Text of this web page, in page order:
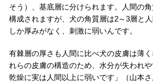
そう）、基底層に分けられます。人間の
構成されますが、犬の角質層は2～3層と
しか厚みがなく、刺激に弱いんです。
有棘層の厚さも人間に比べ犬の皮膚は薄
れらの皮膚の構造のため、水分が失われ
乾燥に実は人間以上に弱いです」（山本さ